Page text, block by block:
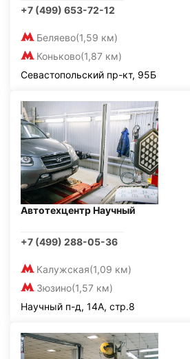
+7 (499) 653-72-12
Беляево(1,59 км)
Коньково(1,87 км)
Севастопольский пр-кт, 95Б
Автотехцентр Научный
+7 (499) 288-05-36
Калужская(1,09 км)
Зюзино(1,57 км)
Научный п-д, 14А, стр.8